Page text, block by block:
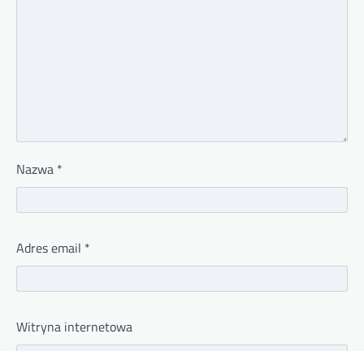
Nazwa *
Adres email *
Witryna internetowa